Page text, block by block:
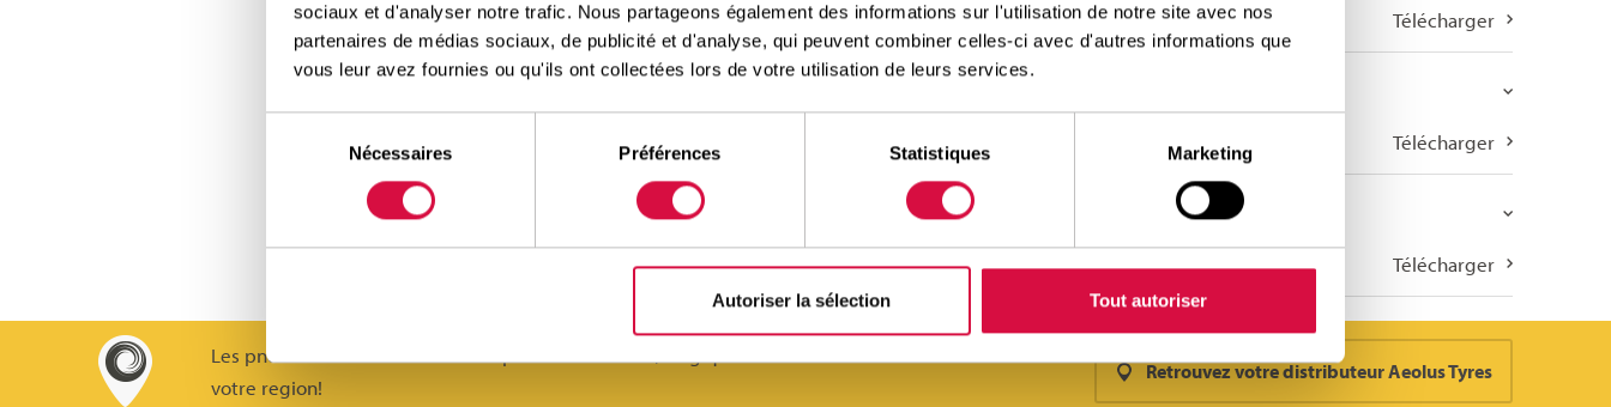
sociaux et d'analyser notre trafic. Nous partageons également des informations sur l'utilisation de notre site avec nos
partenaires de médias sociaux, de publicité et d'analyse, qui peuvent combiner celles-ci avec d'autres informations que
vous leur avez fournies ou qu'ils ont collectées lors de votre utilisation de leurs services.
consentement
Nécessaires Préférences Statistiques Marketing
Autoriser la sélection Tout autoriser
Formulaire de réclamation Télécharger
Agriculture
Brochure Agricoles 2025 Télécharger
Brochure Génie Civil Télécharger
Les pneus Aeolus sont trouvables partout en France/Belgique. Aussi dans
votre region!
Retrouvez votre distributeur Aeolus Tyres